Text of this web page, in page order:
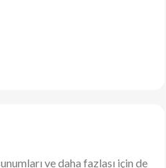
ve daha fazlası için de